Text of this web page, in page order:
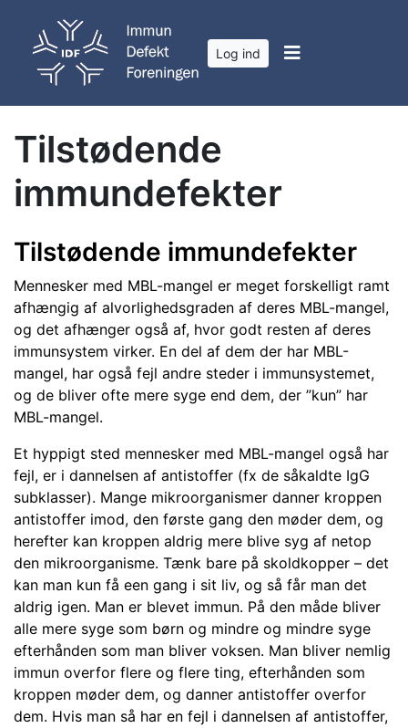
Log ind
Tilstødende
immundefekter
Tilstødende immundefekter
Mennesker med MBL-mangel er meget forskelligt ramt
afhængig af alvorlighedsgraden af deres MBL-mangel,
og det afhænger også af, hvor godt resten af deres
immunsystem virker. En del af dem der har MBL-
mangel, har også fejl andre steder i immunsystemet,
og de bliver ofte mere syge end dem, der ”kun” har
MBL-mangel.
Et hyppigt sted mennesker med MBL-mangel også har
fejl, er i dannelsen af antistoffer (fx de såkaldte IgG
subklasser). Mange mikroorganismer danner kroppen
antistoffer imod, den første gang den møder dem, og
herefter kan kroppen aldrig mere blive syg af netop
den mikroorganisme. Tænk bare på skoldkopper – det
kan man kun få een gang i sit liv, og så får man det
aldrig igen. Man er blevet immun. På den måde bliver
alle mere syge som børn og mindre og mindre syge
efterhånden som man bliver voksen. Man bliver nemlig
immun overfor flere og flere ting, efterhånden som
kroppen møder dem, og danner antistoffer overfor
dem. Hvis man så har en fejl i dannelsen af antistoffer,